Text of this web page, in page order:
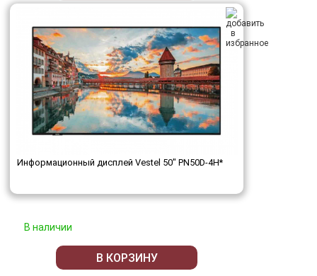
Информационный дисплей Vestel 50" PN50D-4H*
В наличии
В КОРЗИНУ